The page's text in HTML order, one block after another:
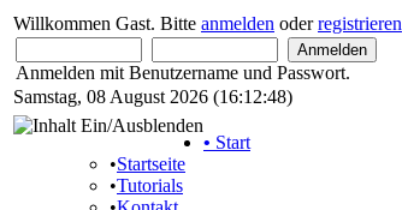
Willkommen Gast. Bitte anmelden oderregistrieren
Anmelden mit Benutzername und Passwort.
Samstag, 08 August 2026 (16:12:48)
• Start
•Startseite
•Tutorials